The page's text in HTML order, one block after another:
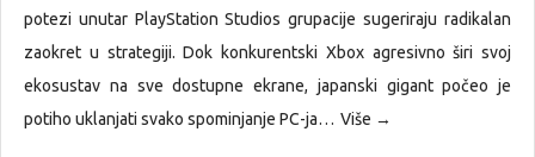
potezi unutar PlayStation Studios grupacije sugeriraju radikalan
zaokret u strategiji. Dok konkurentski Xbox agresivno širi svoj
ekosustav na sve dostupne ekrane, japanski gigant počeo je
potiho uklanjati svako spominjanje PC-ja… Više →